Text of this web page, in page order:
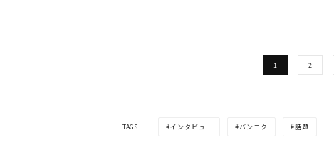
1 2
TAGS インタビュー バンコク 話題